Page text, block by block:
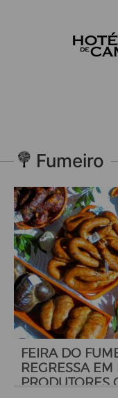
Fumeiro
FEIRA DO
REGRESSA
PRODUTORES